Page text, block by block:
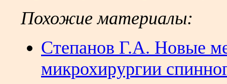
Похожие материалы:
Степанов Г.А. Новые
микрохирургии